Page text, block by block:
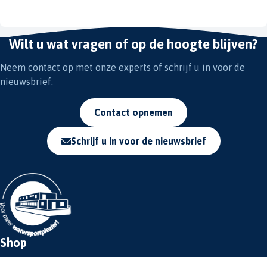
Wilt u wat vragen of op de hoogte blijven?
Neem contact op met onze experts of schrijf u in voor de
nieuwsbrief.
Contact opnemen
Schrijf u in voor de nieuwsbrief
Shop